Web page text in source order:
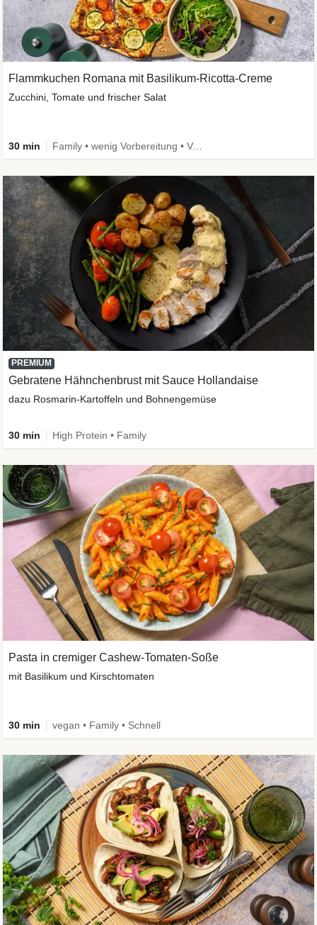
Flammkuchen Romana mit Basilikum-Ricotta-Creme
Zucchini, Tomate und frischer Salat
30 min Family • wenig Vorbereitung • Vegetarisch
PREMIUM
Gebratene Hähnchenbrust mit Sauce Hollandaise
dazu Rosmarin-Kartoffeln und Bohnengemüse
30 min High Protein • Family
Pasta in cremiger Cashew-Tomaten-Soße
mit Basilikum und Kirschtomaten
30 min vegan • Family • Schnell